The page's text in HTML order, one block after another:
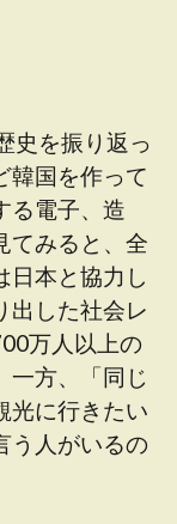
史を振り返っ
韓国を作って
る電子、造
てみると、全
日本と協力し
出した社会レ
万人以上の
一方、「同じ
光に行きたい
う人がいるの